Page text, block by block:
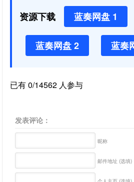
资源下载 蓝奏网盘 1
蓝奏网盘 2 蓝奏
已有 0/14562 人参与
发表评论：
昵称
邮件地址 (选填)
个人主页 (选填)